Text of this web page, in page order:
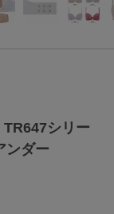
シリー
ンダー